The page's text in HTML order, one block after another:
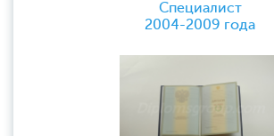
Специалист
2004-2009 года